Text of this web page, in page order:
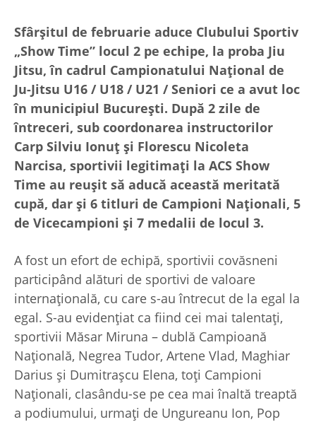
Sfârșitul de februarie aduce Clubului Sportiv
„Show Time” locul 2 pe echipe, la proba Jiu
Jitsu, în cadrul Campionatului Național de
Ju-Jitsu U16 / U18 / U21 / Seniori ce a avut loc
în municipiul București. După 2 zile de
întreceri, sub coordonarea instructorilor
Carp Silviu Ionuț și Florescu Nicoleta
Narcisa, sportivii legitimați la ACS Show
Time au reușit să aducă această meritată
cupă, dar și 6 titluri de Campioni Naționali, 5
de Vicecampioni și 7 medalii de locul 3.
A fost un efort de echipă, sportivii covăsneni
participând alături de sportivi de valoare
internațională, cu care s-au întrecut de la egal la
egal. S-au evidențiat ca fiind cei mai talentați,
sportivii Măsar Miruna – dublă Campioană
Națională, Negrea Tudor, Artene Vlad, Maghiar
Darius și Dumitrașcu Elena, toți Campioni
Naționali, clasându-se pe cea mai înaltă treaptă
a podiumului, urmați de Ungureanu Ion, Pop